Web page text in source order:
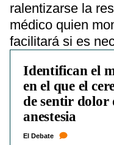
ralentizarse la
médico quien
facilitará si es
Identifican el
en el que el
de sentir dolor
anestesia
El Debate